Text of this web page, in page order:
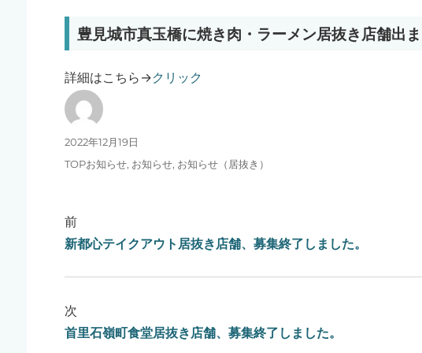
豊見城市真玉橋に焼き肉・ラーメン居抜き店舗出ま
詳細はこちら→クリック
投稿者
投稿日:
2022年12月19日
カテゴリー
TOPお知らせ, お知らせ, お知らせ（居抜き）
前
新都心テイクアウト居抜き店舗、募集終了しました。
次
首里石嶺町食堂居抜き店舗、募集終了しました。